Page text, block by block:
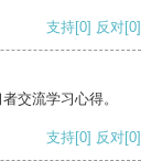
支持[0] 反对[0]
交流学习心得。
支持[0] 反对[0]